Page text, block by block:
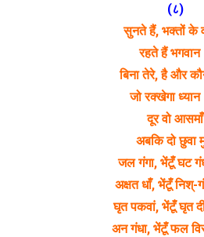
(८)
सुनते हैं, भक्तों के
रहते हैं भगवान
बिना तेरे, है और
जो रक्खेगा
दूर वो आसमाँ
अबकि दो छुवा
जल गंगा, भेंटूँ घट
अक्षत धाँ, भेंटूँ निश्-
घृत पकवां, भेंटूँ घृत
अन गंधा, भेंटूँ फल